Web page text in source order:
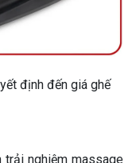
định đến giá ghế
trải nghiệm massage